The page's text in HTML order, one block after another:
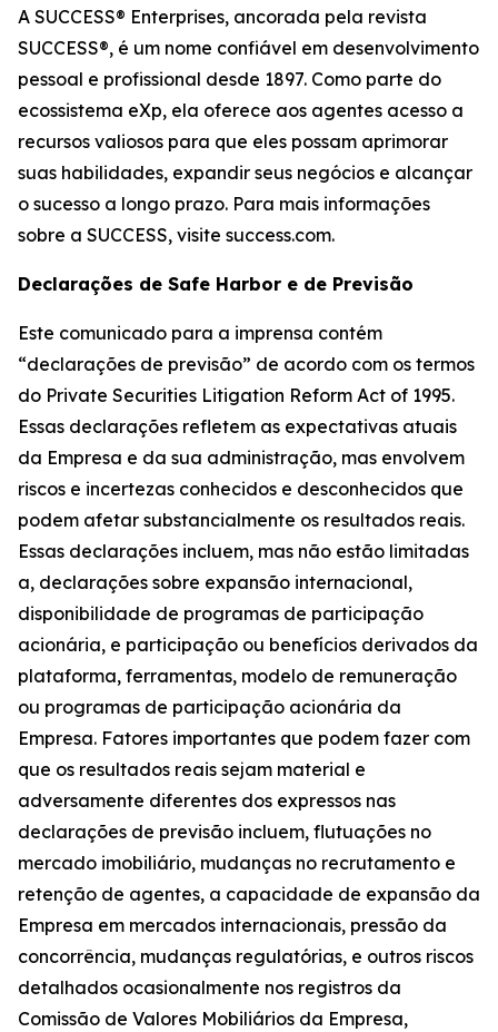
A SUCCESS® Enterprises, ancorada pela revista
SUCCESS®, é um nome confiável em desenvolvimento
pessoal e profissional desde 1897. Como parte do
ecossistema eXp, ela oferece aos agentes acesso a
recursos valiosos para que eles possam aprimorar
suas habilidades, expandir seus negócios e alcançar
o sucesso a longo prazo. Para mais informações
sobre a SUCCESS, visite success.com.
Declarações de Safe Harbor e de Previsão
Este comunicado para a imprensa contém
“declarações de previsão” de acordo com os termos
do Private Securities Litigation Reform Act of 1995.
Essas declarações refletem as expectativas atuais
da Empresa e da sua administração, mas envolvem
riscos e incertezas conhecidos e desconhecidos que
podem afetar substancialmente os resultados reais.
Essas declarações incluem, mas não estão limitadas
a, declarações sobre expansão internacional,
disponibilidade de programas de participação
acionária, e participação ou benefícios derivados da
plataforma, ferramentas, modelo de remuneração
ou programas de participação acionária da
Empresa. Fatores importantes que podem fazer com
que os resultados reais sejam material e
adversamente diferentes dos expressos nas
declarações de previsão incluem, flutuações no
mercado imobiliário, mudanças no recrutamento e
retenção de agentes, a capacidade de expansão da
Empresa em mercados internacionais, pressão da
concorrência, mudanças regulatórias, e outros riscos
detalhados ocasionalmente nos registros da
Comissão de Valores Mobiliários da Empresa,